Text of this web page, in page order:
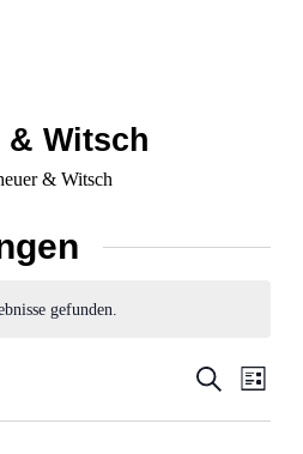
Witsch
& Witsch
gefunden.
Suche
SucheListe